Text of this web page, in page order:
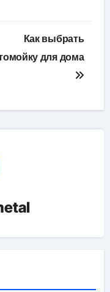
Как выбрать
для дома